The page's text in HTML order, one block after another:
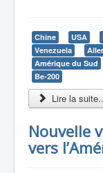
Chine USA
Venezuela
Amérique du Sud
Be-200
Lire la
Nouvelle
vers